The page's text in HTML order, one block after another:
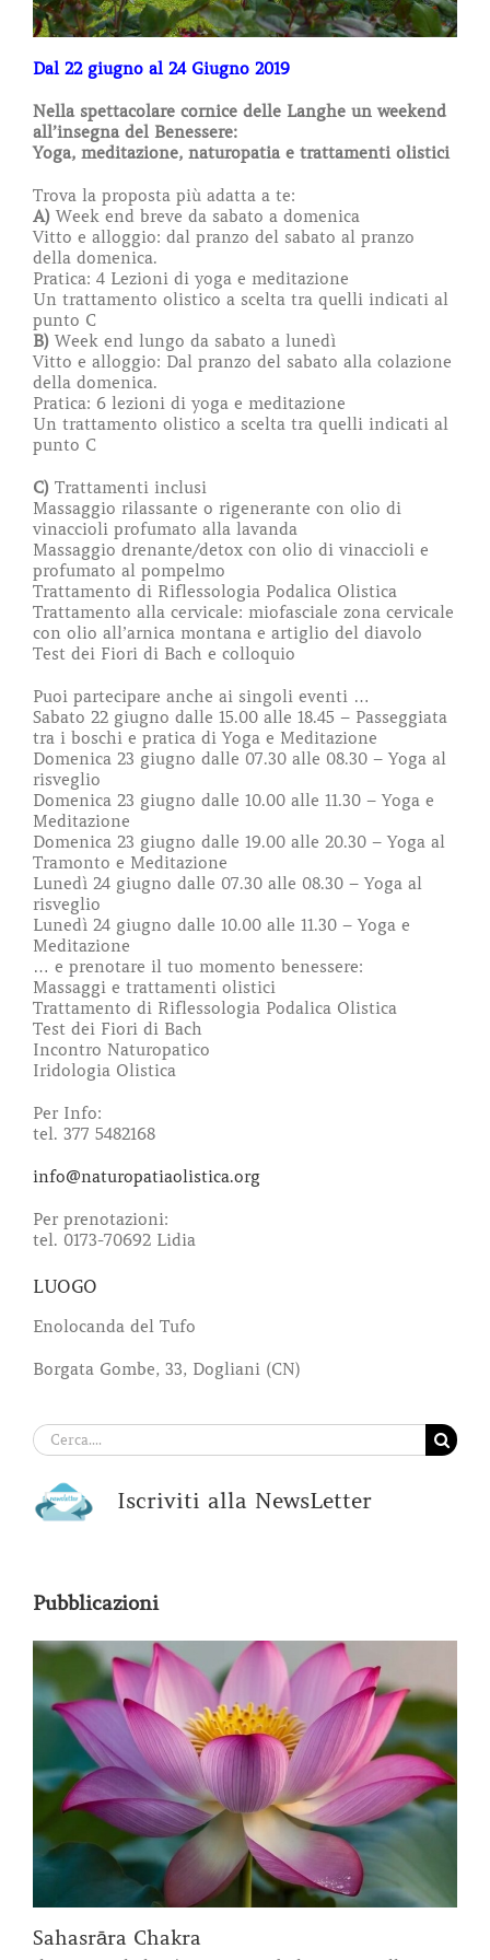
Dal 22 giugno al 24 Giugno 2019
Nella spettacolare cornice delle Langhe un weekend
all’insegna del Benessere:
Yoga, meditazione, naturopatia e trattamenti olistici
Trova la proposta più adatta a te:
A) Week end breve da sabato a domenica
Vitto e alloggio: dal pranzo del sabato al pranzo
della domenica.
Pratica: 4 Lezioni di yoga e meditazione
Un trattamento olistico a scelta tra quelli indicati al
punto C
B) Week end lungo da sabato a lunedì
Vitto e alloggio: Dal pranzo del sabato alla colazione
della domenica.
Pratica: 6 lezioni di yoga e meditazione
Un trattamento olistico a scelta tra quelli indicati al
punto C
C) Trattamenti inclusi
Massaggio rilassante o rigenerante con olio di
vinaccioli profumato alla lavanda
Massaggio drenante/detox con olio di vinaccioli e
profumato al pompelmo
Trattamento di Riflessologia Podalica Olistica
Trattamento alla cervicale: miofasciale zona cervicale
con olio all’arnica montana e artiglio del diavolo
Test dei Fiori di Bach e colloquio
Puoi partecipare anche ai singoli eventi …
Sabato 22 giugno dalle 15.00 alle 18.45 – Passeggiata
tra i boschi e pratica di Yoga e Meditazione
Domenica 23 giugno dalle 07.30 alle 08.30 – Yoga al
risveglio
Domenica 23 giugno dalle 10.00 alle 11.30 – Yoga e
Meditazione
Domenica 23 giugno dalle 19.00 alle 20.30 – Yoga al
Tramonto e Meditazione
Lunedì 24 giugno dalle 07.30 alle 08.30 – Yoga al
risveglio
Lunedì 24 giugno dalle 10.00 alle 11.30 – Yoga e
Meditazione
… e prenotare il tuo momento benessere:
Massaggi e trattamenti olistici
Trattamento di Riflessologia Podalica Olistica
Test dei Fiori di Bach
Incontro Naturopatico
Iridologia Olistica
Per Info:
tel. 377 5482168
info@naturopatiaolistica.org
Per prenotazioni:
tel. 0173-70692 Lidia
LUOGO
Enolocanda del Tufo
Borgata Gombe, 33, Dogliani (CN)
Cerca
per:
Iscriviti alla NewsLetter
Pubblicazioni
Sahasrāra Chakra